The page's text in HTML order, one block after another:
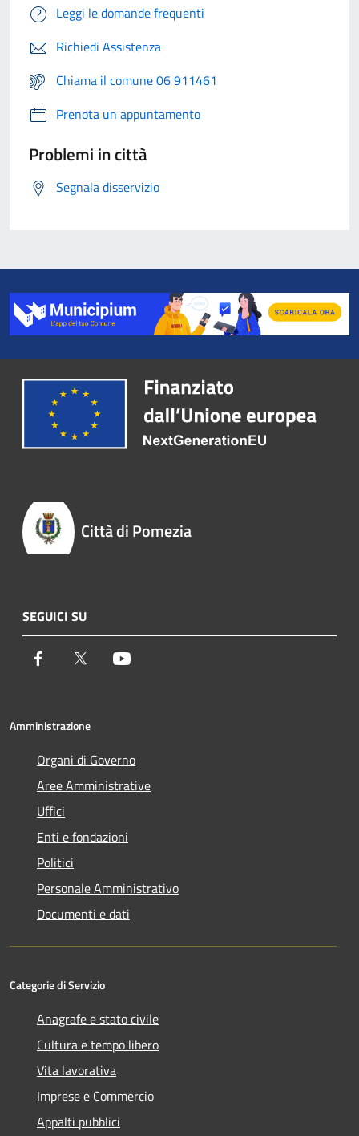
Leggi le domande frequenti
Richiedi Assistenza
Chiama il comune 06 911461
Prenota un appuntamento
Problemi in città
Segnala disservizio
Città di Pomezia
SEGUICI SU
Facebook Twitter
Amministrazione
Organi di Governo
Aree Amministrative
Uffici
Enti e fondazioni
Politici
Personale Amministrativo
Documenti e dati
Categorie di Servizio
Anagrafe e stato civile
Cultura e tempo libero
Vita lavorativa
Imprese e Commercio
Appalti pubblici